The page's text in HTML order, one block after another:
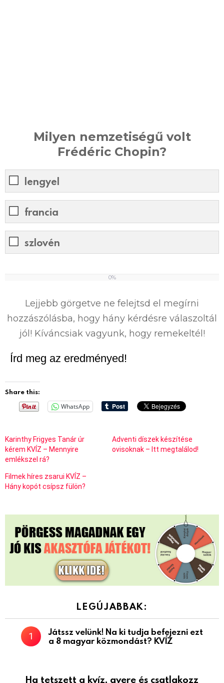
Milyen nemzetiségű volt
Frédéric Chopin?
lengyel
francia
szlovén
0%
Lejjebb görgetve ne felejtsd el megírni
hozzászólásba, hogy hány kérdésre válaszoltál
jól! Kíváncsiak vagyunk, hogy remekeltél!
Írd meg az eredményed!
Share this:
WhatsApp
Karinthy Frigyes Tanár úr
kérem KVÍZ – Mennyire
emlékszel rá?
Adventi díszek készítése
ovisoknak – Itt megtalálod!
Filmek híres zsarui KVÍZ –
Hány kopót csípsz fülön?
LEGÚJABBAK:
Játssz velünk! Na ki tudja befejezni ezt
a 8 magyar közmondást? KVÍZ
Ha tetszett a kvíz, gyere és csatlakozz